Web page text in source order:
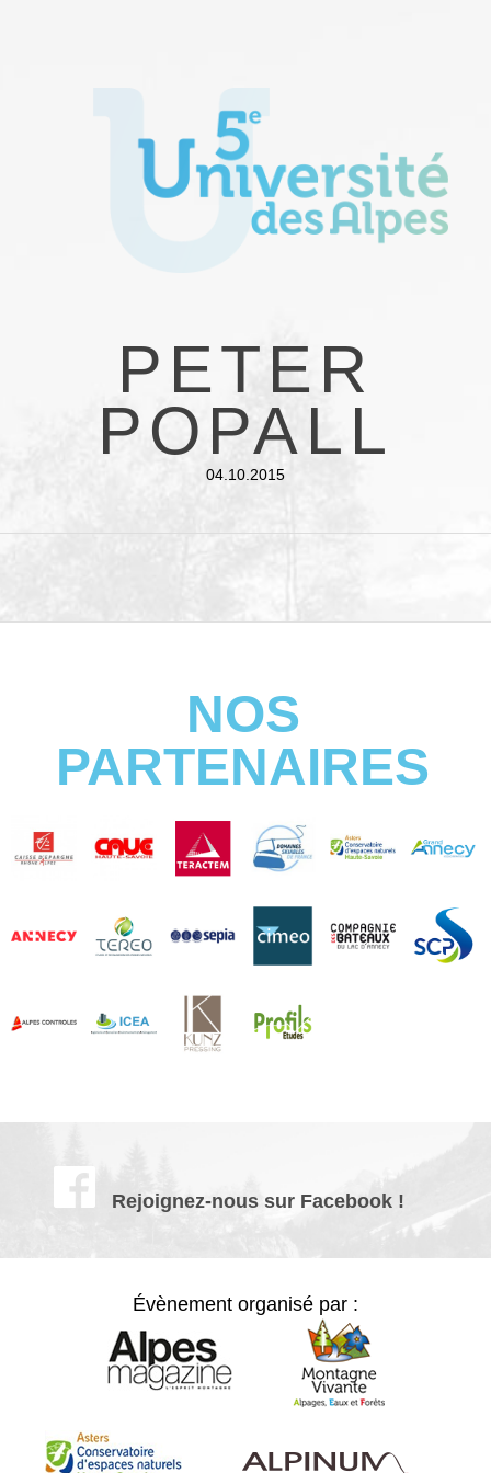
PETER
POPALL
04.10.2015
NOS
PARTENAIRES
Rejoignez-nous sur Facebook !
Évènement organisé par :